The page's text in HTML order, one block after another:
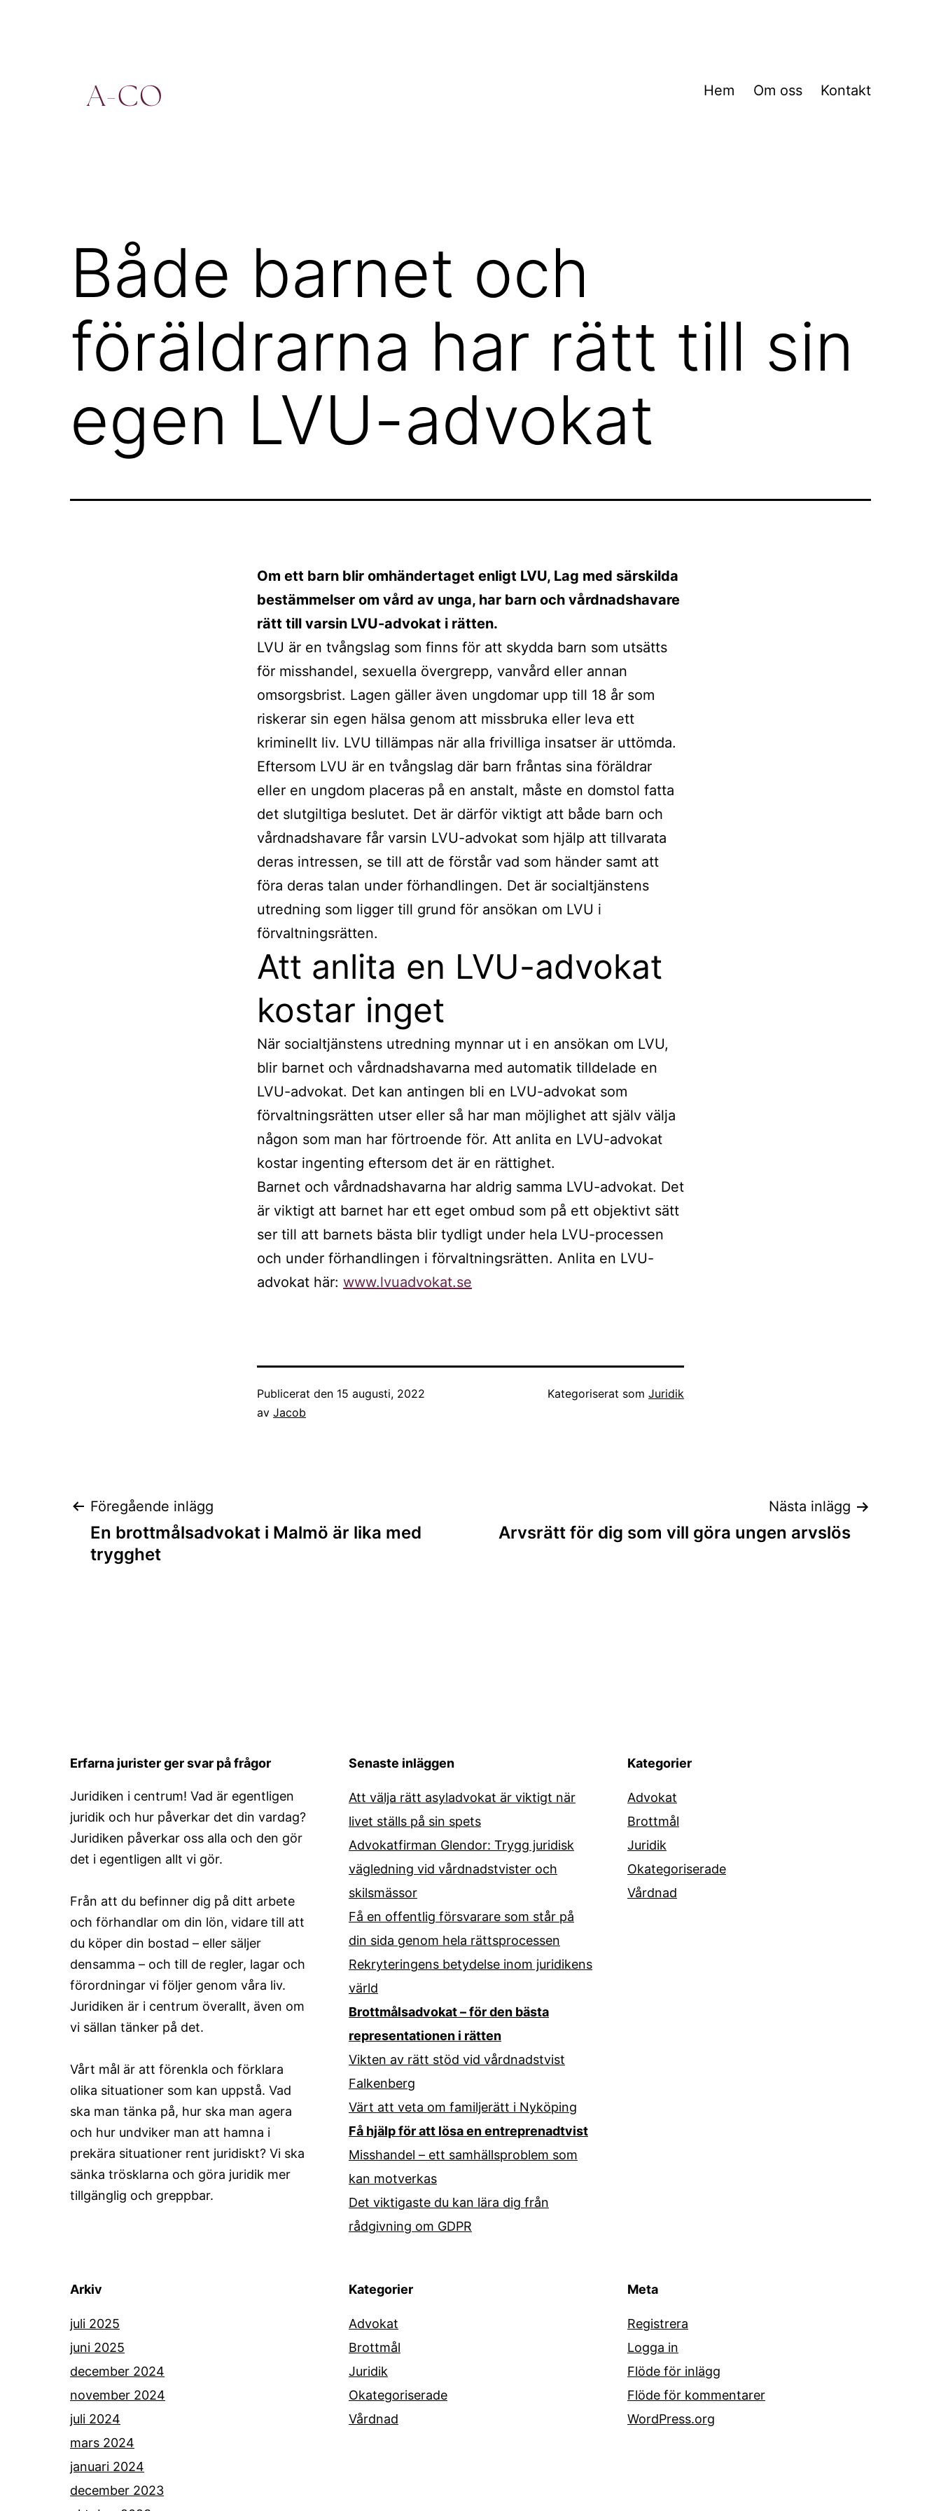
Hem Om oss Kontakt
Både barnet och
föräldrarna har rätt till sin
egen LVU-advokat
Om ett barn blir omhändertaget enligt LVU, Lag med särskilda
bestämmelser om vård av unga, har barn och vårdnadshavare
rätt till varsin LVU-advokat i rätten.
LVU är en tvångslag som finns för att skydda barn som utsätts
för misshandel, sexuella övergrepp, vanvård eller annan
omsorgsbrist. Lagen gäller även ungdomar upp till 18 år som
riskerar sin egen hälsa genom att missbruka eller leva ett
kriminellt liv. LVU tillämpas när alla frivilliga insatser är uttömda.
Eftersom LVU är en tvångslag där barn fråntas sina föräldrar
eller en ungdom placeras på en anstalt, måste en domstol fatta
det slutgiltiga beslutet. Det är därför viktigt att både barn och
vårdnadshavare får varsin LVU-advokat som hjälp att tillvarata
deras intressen, se till att de förstår vad som händer samt att
föra deras talan under förhandlingen. Det är socialtjänstens
utredning som ligger till grund för ansökan om LVU i
förvaltningsrätten.
Att anlita en LVU-advokat
kostar inget
När socialtjänstens utredning mynnar ut i en ansökan om LVU,
blir barnet och vårdnadshavarna med automatik tilldelade en
LVU-advokat. Det kan antingen bli en LVU-advokat som
förvaltningsrätten utser eller så har man möjlighet att själv välja
någon som man har förtroende för. Att anlita en LVU-advokat
kostar ingenting eftersom det är en rättighet.
Barnet och vårdnadshavarna har aldrig samma LVU-advokat. Det
är viktigt att barnet har ett eget ombud som på ett objektivt sätt
ser till att barnets bästa blir tydligt under hela LVU-processen
och under förhandlingen i förvaltningsrätten. Anlita en LVU-
advokat här: www.lvuadvokat.se
Publicerat den 15 augusti, 2022
av Jacob
Kategoriserat som Juridik
Inläggsnavigering
Föregående inlägg
En brottmålsadvokat i Malmö är lika med
trygghet
Nästa inlägg
Arvsrätt för dig som vill göra ungen arvslös
Erfarna jurister ger svar på frågor
Juridiken i centrum! Vad är egentligen
juridik och hur påverkar det din vardag?
Juridiken påverkar oss alla och den gör
det i egentligen allt vi gör.
Från att du befinner dig på ditt arbete
och förhandlar om din lön, vidare till att
du köper din bostad – eller säljer
densamma – och till de regler, lagar och
förordningar vi följer genom våra liv.
Juridiken är i centrum överallt, även om
vi sällan tänker på det.
Vårt mål är att förenkla och förklara
olika situationer som kan uppstå. Vad
ska man tänka på, hur ska man agera
och hur undviker man att hamna i
prekära situationer rent juridiskt? Vi ska
sänka trösklarna och göra juridik mer
tillgänglig och greppbar.
Senaste inläggen
Att välja rätt asyladvokat är viktigt när
livet ställs på sin spets
Advokatfirman Glendor: Trygg juridisk
vägledning vid vårdnadstvister och
skilsmässor
Få en offentlig försvarare som står på
din sida genom hela rättsprocessen
Rekryteringens betydelse inom juridikens
värld
Brottmålsadvokat – för den bästa
representationen i rätten
Vikten av rätt stöd vid vårdnadstvist
Falkenberg
Värt att veta om familjerätt i Nyköping
Få hjälp för att lösa en entreprenadtvist
Misshandel – ett samhällsproblem som
kan motverkas
Det viktigaste du kan lära dig från
rådgivning om GDPR
Kategorier
Advokat
Brottmål
Juridik
Okategoriserade
Vårdnad
Arkiv
juli 2025
juni 2025
december 2024
november 2024
juli 2024
mars 2024
januari 2024
december 2023
Kategorier
Advokat
Brottmål
Juridik
Okategoriserade
Vårdnad
Meta
Registrera
Logga in
Flöde för inlägg
Flöde för kommentarer
WordPress.org